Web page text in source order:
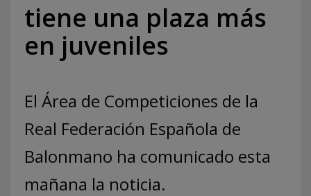
tiene una plaza más
en juveniles
El Área de Competiciones de la
Real Federación Española de
Balonmano ha comunicado esta
mañana la noticia.